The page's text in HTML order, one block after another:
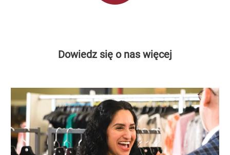
Dowiedz się o nas więcej